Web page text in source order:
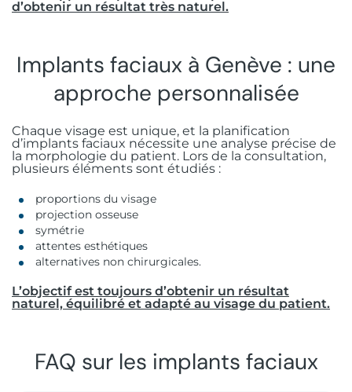
d’obtenir un résultat très naturel.
Implants faciaux à Genève : une
approche personnalisée
Chaque visage est unique, et la planification
d’implants faciaux nécessite une analyse précise de
la morphologie du patient. Lors de la consultation,
plusieurs éléments sont étudiés :
proportions du visage
projection osseuse
symétrie
attentes esthétiques
alternatives non chirurgicales.
L’objectif est toujours d’obtenir un résultat
naturel, équilibré et adapté au visage du patient.
FAQ sur les implants faciaux